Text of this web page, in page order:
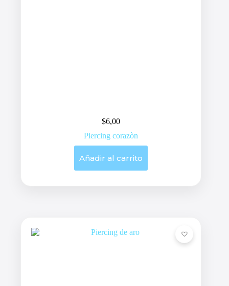
$6,00
Piercing corazòn
Añadir al carrito